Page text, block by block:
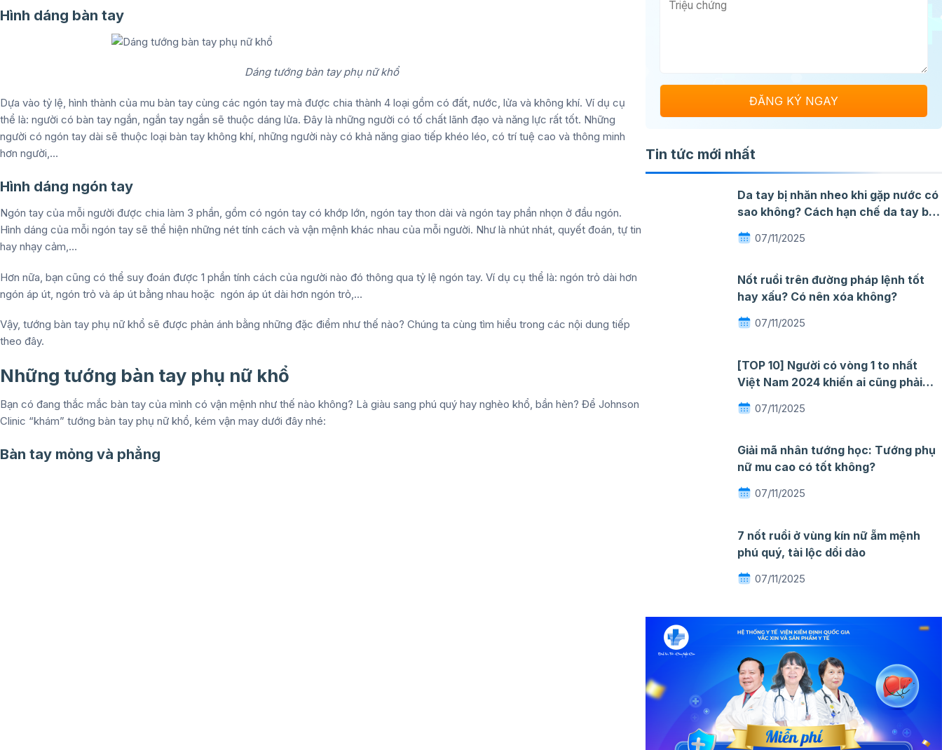
Hình dáng bàn tay
Dáng tướng bàn tay phụ nữ khổ
Dựa vào tỷ lệ, hình thành của mu bàn tay cùng các ngón tay mà được chia thành 4 loại gồm có đất, nước, lửa và không khí. Ví dụ cụ
thể là: người có bàn tay ngắn, ngắn tay ngắn sẽ thuộc dáng lửa. Đây là những người có tố chất lãnh đạo và năng lực rất tốt. Những
người có ngón tay dài sẽ thuộc loại bàn tay không khí, những người này có khả năng giao tiếp khéo léo, có trí tuệ cao và thông minh
hơn người,…
Hình dáng ngón tay
Ngón tay của mỗi người được chia làm 3 phần, gồm có ngón tay có khớp lớn, ngón tay thon dài và ngón tay phần nhọn ở đầu ngón.
Hình dáng của mỗi ngón tay sẽ thể hiện những nét tính cách và vận mệnh khác nhau của mỗi người. Như là nhút nhát, quyết đoán, tự tin
hay nhạy cảm,…
Hơn nữa, bạn cũng có thể suy đoán được 1 phần tính cách của người nào đó thông qua tỷ lệ ngón tay. Ví dụ cụ thể là: ngón trỏ dài hơn
ngón áp út, ngón trỏ và áp út bằng nhau hoặc ngón áp út dài hơn ngón trỏ,…
Vậy, tướng bàn tay phụ nữ khổ sẽ được phản ánh bằng những đặc điểm như thế nào? Chúng ta cùng tìm hiểu trong các nội dung tiếp
theo đây.
Những tướng bàn tay phụ nữ khổ
Bạn có đang thắc mắc bàn tay của mình có vận mệnh như thế nào không? Là giàu sang phú quý hay nghèo khổ, bần hèn? Để Johnson
Clinic “khám” tướng bàn tay phụ nữ khổ , kém vận may dưới đây nhé:
Bàn tay mỏng và phẳng
Tin tức mới nhất
Da tay bị nhăn nheo khi gặp nước có
sao không? Cách hạn chế da tay bị
nhăn khi gặp nước
07/11/2025
Nốt ruồi trên đường pháp lệnh tốt
hay xấu? Có nên xóa không?
07/11/2025
[TOP 10] Người có vòng 1 to nhất
Việt Nam 2024 khiến ai cũng phải
ngỡ ngàng mê đắm
07/11/2025
Giải mã nhân tướng học: Tướng phụ
nữ mu cao có tốt không?
07/11/2025
7 nốt ruồi ở vùng kín nữ ẵm mệnh
phú quý, tài lộc dồi dào
07/11/2025